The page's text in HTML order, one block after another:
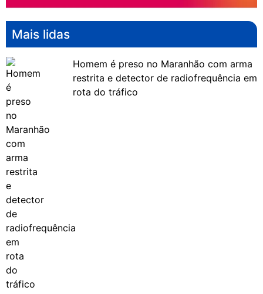
Mais lidas
Homem é preso no Maranhão com arma
restrita e detector de radiofrequência em
rota do tráfico